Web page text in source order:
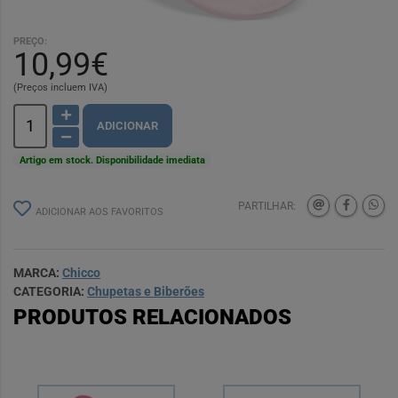
PREÇO:
10,99€
(Preços incluem IVA)
ADICIONAR
Artigo em stock. Disponibilidade imediata
ADICIONAR AOS FAVORITOS PARTILHAR:
MARCA: Chicco
CATEGORIA: Chupetas e Biberões
PRODUTOS RELACIONADOS